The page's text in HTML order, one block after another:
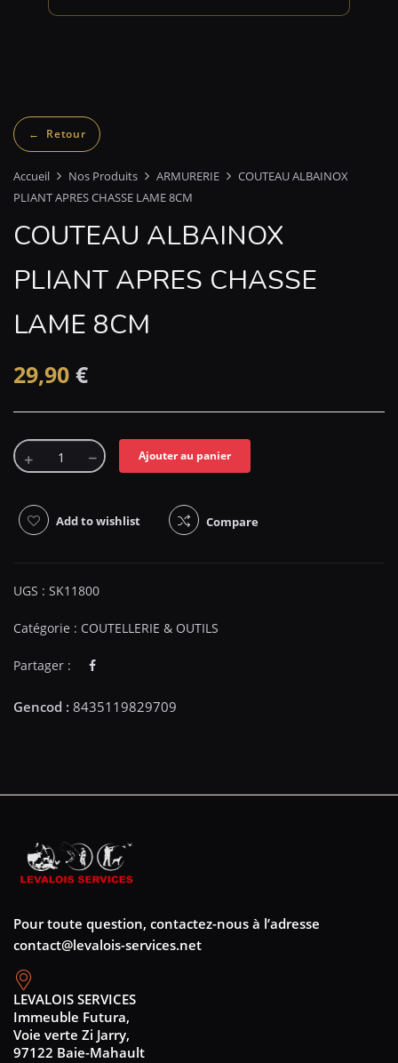
Accueil Nos Produits ARMURERIE
COUTEAU ALBAINOX
PLIANT APRES CHASSE LAME 8CM
COUTEAU ALBAINOX
PLIANT APRES CHASSE
LAME 8CM
29,90 €
Ajouter au panier
Add to wishlist Compare
UGS : SK11800
Catégorie : COUTELLERIE & OUTILS
Partager :
Pour toute question, contactez-nous à l’adresse
contact@levalois-services.net
LEVALOIS SERVICES
Immeuble Futura,
Voie verte Zi Jarry,
97122 Baie-Mahault